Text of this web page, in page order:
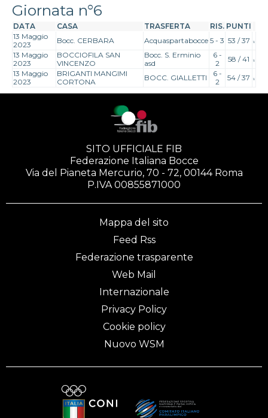
Giornata n°6
DATA CASA TRASFERTA RIS. PUNTI
13 Maggio
2023
Bocc. CERBARA Acquaspartabocce 5 - 3 53 / 37
13 Maggio
2023
BOCCIOFILA SAN
VINCENZO
Bocc. S. Erminio
asd
6 -
2
58 / 41
13 Maggio
2023
BRIGANTI MANGIMI
CORTONA
BOCC. GIALLETTI
6 -
2
54 / 37
SITO UFFICIALE FIB
Federazione Italiana Bocce
Via del Pianeta Mercurio, 70 - 72, 00144 Roma
P.IVA 00855871000
Mappa del sito
Feed Rss
Federazione trasparente
Web Mail
Internazionale
Privacy Policy
Cookie policy
Nuovo WSM